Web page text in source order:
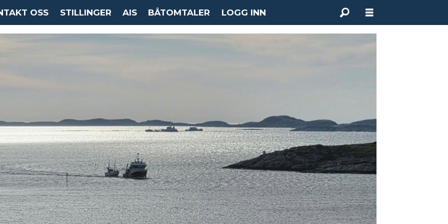
OSS STILLINGER AIS BÅTOMTALER LOGG INN